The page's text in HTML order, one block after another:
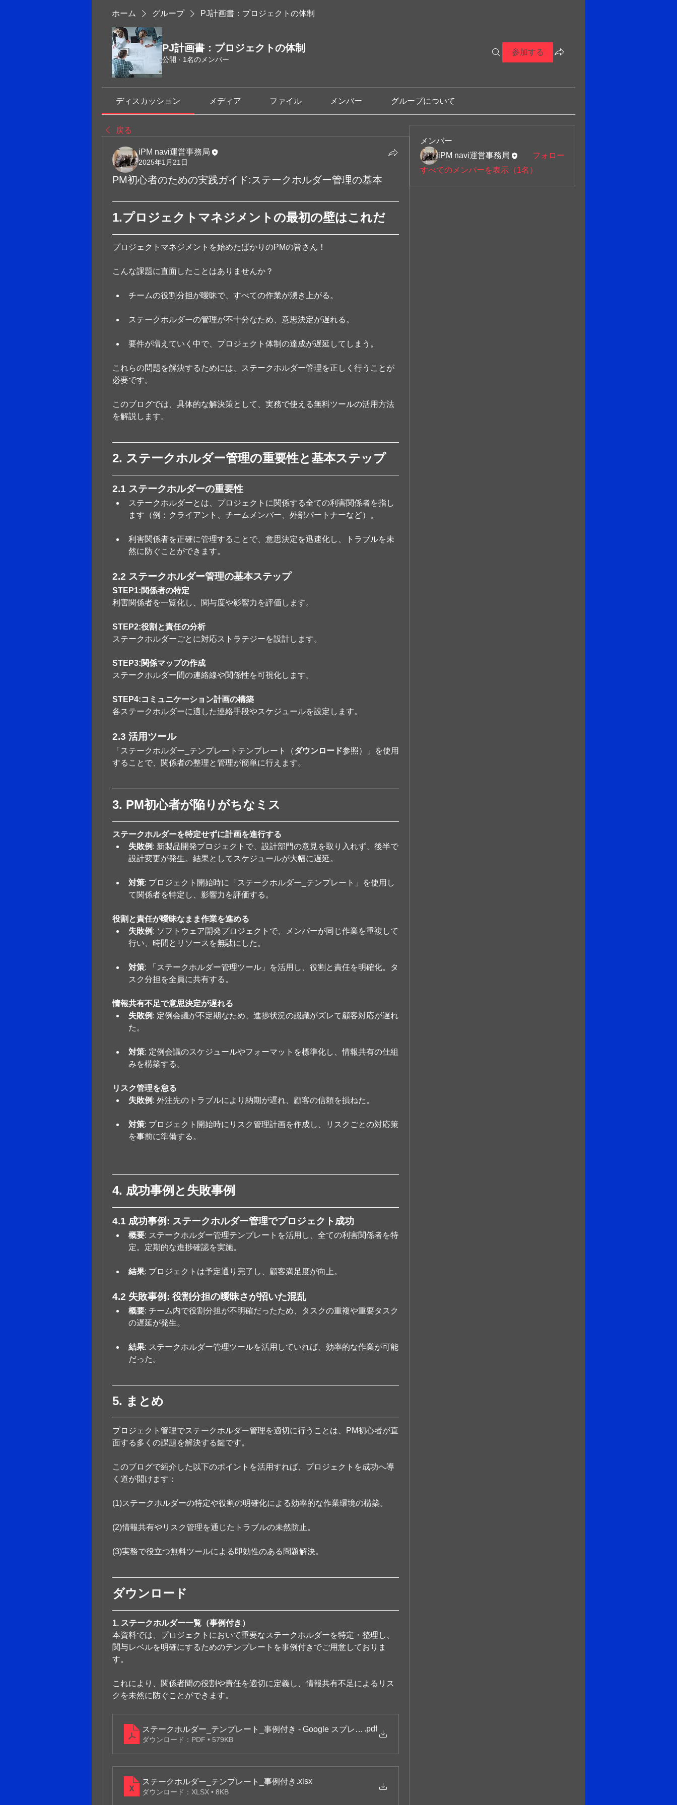
ホーム グループ PJ計画書：プロジェクトの体制
PJ計画書：プロジェクトの体制
公開 · 1名のメンバー
参加する
ディスカッション メディア ファイル メンバー グループについて
戻る
iPM navi運営事務局
2025年1月21日
PM初心者のための実践ガイド:ステークホルダー管理の基本
1.プロジェクトマネジメントの最初の壁はこれだ
プロジェクトマネジメントを始めたばかりのPMの皆さん！
こんな課題に直面したことはありませんか？
チームの役割分担が曖昧で、すべての作業が湧き上がる。
ステークホルダーの管理が不十分なため、意思決定が遅れる。
要件が増えていく中で、プロジェクト体制の達成が遅延してしまう。
これらの問題を解決するためには、ステークホルダー管理を正しく行うことが
必要です。
このブログでは、具体的な解決策として、実務で使える無料ツールの活用方法
を解説します。
2. ステークホルダー管理の重要性と基本ステップ
2.1 ステークホルダーの重要性
ステークホルダーとは、プロジェクトに関係する全ての利害関係者を指し
ます（例：クライアント、チームメンバー、外部パートナーなど）。
利害関係者を正確に管理することで、意思決定を迅速化し、トラブルを未
然に防ぐことができます。
2.2 ステークホルダー管理の基本ステップ
STEP1:関係者の特定
利害関係者を一覧化し、関与度や影響力を評価します。
STEP2:役割と責任の分析
ステークホルダーごとに対応ストラテジーを設計します。
STEP3:関係マップの作成
ステークホルダー間の連絡線や関係性を可視化します。
STEP4:コミュニケーション計画の構築
各ステークホルダーに適した連絡手段やスケジュールを設定します。
2.3 活用ツール
「ステークホルダー_テンプレートテンプレート（ダウンロード参照）」を使用
することで、関係者の整理と管理が簡単に行えます。
3. PM初心者が陥りがちなミス
ステークホルダーを特定せずに計画を進行する
失敗例 : 新製品開発プロジェクトで、設計部門の意見を取り入れず、後半で
設計変更が発生。結果としてスケジュールが大幅に遅延。
対策: プロジェクト開始時に「ステークホルダー_テンプレート」を使用し
て関係者を特定し、影響力を評価する。
役割と責任が曖昧なまま作業を進める
失敗例 : ソフトウェア開発プロジェクトで、メンバーが同じ作業を重複して
行い、時間とリソースを無駄にした。
対策: 「ステークホルダー管理ツール」を活用し、役割と責任を明確化。タ
スク分担を全員に共有する。
情報共有不足で意思決定が遅れる
失敗例 : 定例会議が不定期なため、進捗状況の認識がズレて顧客対応が遅れ
た。
対策: 定例会議のスケジュールやフォーマットを標準化し、情報共有の仕組
みを構築する。
リスク管理を怠る
失敗例 : 外注先のトラブルにより納期が遅れ、顧客の信頼を損ねた。
対策: プロジェクト開始時にリスク管理計画を作成し、リスクごとの対応策
を事前に準備する。
4. 成功事例と失敗事例
4.1 成功事例: ステークホルダー管理でプロジェクト成功
概要: ステークホルダー管理テンプレートを活用し、全ての利害関係者を特
定。定期的な進捗確認を実施。
結果: プロジェクトは予定通り完了し、顧客満足度が向上。
4.2 失敗事例: 役割分担の曖昧さが招いた混乱
概要: チーム内で役割分担が不明確だったため、タスクの重複や重要タスク
の遅延が発生。
結果: ステークホルダー管理ツールを活用していれば、効率的な作業が可能
だった。
5. まとめ
プロジェクト管理でステークホルダー管理を適切に行うことは、PM初心者が直
面する多くの課題を解決する鍵です。
このブログで紹介した以下のポイントを活用すれば、プロジェクトを成功へ導
く道が開けます：
(1)ステークホルダーの特定や役割の明確化による効率的な作業環境の構築。
(2)情報共有やリスク管理を通じたトラブルの未然防止。
(3)実務で役立つ無料ツールによる即効性のある問題解決。
ダウンロード
1. ステークホルダー一覧（事例付き）
本資料では、プロジェクトにおいて重要なステークホルダーを特定・整理し、
関与レベルを明確にするためのテンプレートを事例付きでご用意しておりま
す。
これにより、関係者間の役割や責任を適切に定義し、情報共有不足によるリス
クを未然に防ぐことができます。
ステークホルダー_テンプレート_事例付き - Google スプレッドシート
.pdf
ダウンロード：PDF • 579KB
ステークホルダー_テンプレート_事例付き .xlsx
ダウンロード：XLSX • 8KB
メンバー
iPM navi運営事務局
フォロー
すべてのメンバーを表示（1名）